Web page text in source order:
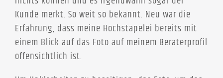
Kunde merkt. So weit so bekannt. Neu war die
Erfahrung, dass meine Hochstapelei bereits mit
einem Blick auf das Foto auf meinem Beraterprofil
offensichtlich ist.